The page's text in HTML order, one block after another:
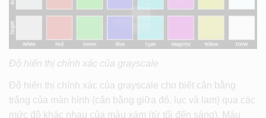
Độ hiển thị chính xác của grayscale
Độ hiển thị chính xác của grayscale cho biết cân bằng
trắng của màn hình (cân bằng giữa đỏ, lục và lam) qua các
mức độ khác nhau của màu xám (từ tối đến sáng). Màu